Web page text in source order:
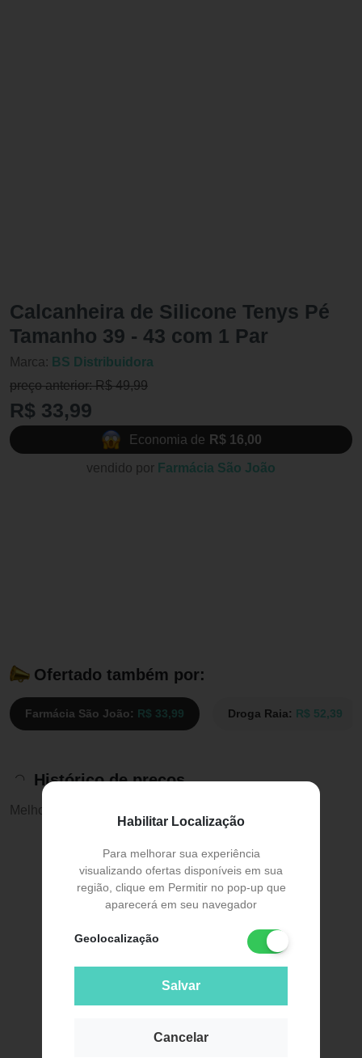
Habilitar Localização
Para melhorar sua experiência
visualizando ofertas disponíveis em sua
região, clique em Permitir no pop-up que
aparecerá em seu navegador
Geolocalização
Salvar
Cancelar
Calcanheira de Silicone Tenys Pé
Tamanho 39 - 43 com 1 Par
Marca: BS Distribuidora
preço anterior: R$ 49,99
R$ 33,99
Economia de R$ 16,00
vendido por Farmácia São João
Ofertado também por:
Farmácia São João: R$ 33,99 Droga Raia: R$ 52,39
Histórico de preços
Melhor preço: